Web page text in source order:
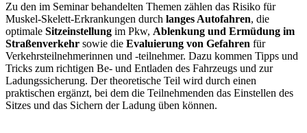
Zu den im Seminar behandelten Themen zählen das Risiko für
Muskel-Skelett-Erkrankungen durch langes Autofahren, die
optimale Sitzeinstellung im Pkw, Ablenkung und Ermüdung im
Straßenverkehr sowie die Evaluierung von Gefahren für
Verkehrsteilnehmerinnen und -teilnehmer. Dazu kommen Tipps und
Tricks zum richtigen Be- und Entladen des Fahrzeugs und zur
Ladungssicherung. Der theoretische Teil wird durch einen
praktischen ergänzt, bei dem die Teilnehmenden das Einstellen des
Sitzes und das Sichern der Ladung üben können.